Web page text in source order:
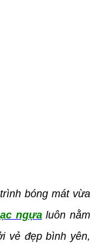
bóng mát vừa
ngựaluôn nằm
vẻ đẹp bình yên,